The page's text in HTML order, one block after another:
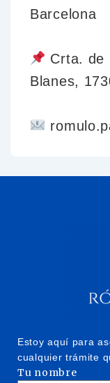
Barcelona
Crta. de
Blanes,
Estoy aquí para
cualquier trámite
Tu nombre